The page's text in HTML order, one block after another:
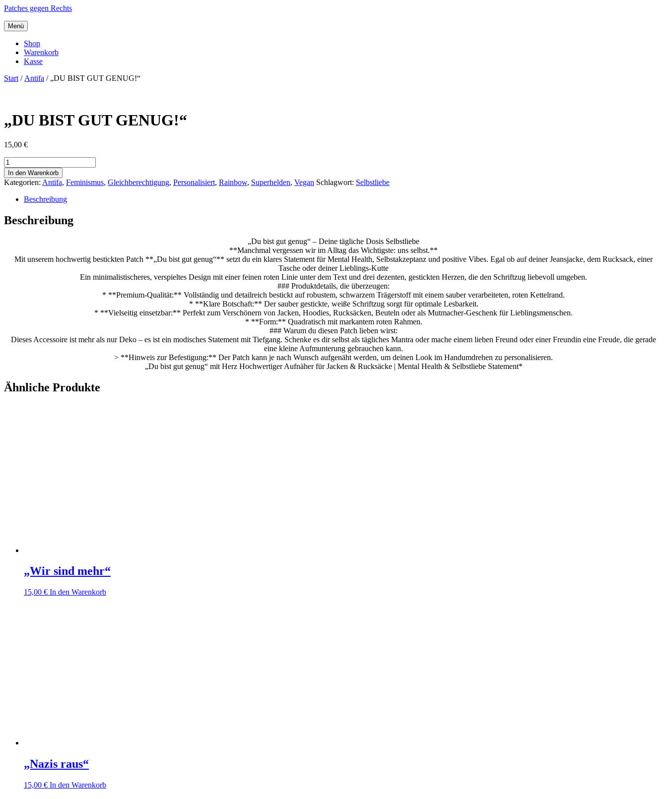
Patches gegen Rechts
Menü
Shop
Warenkorb
Kasse
Start / Antifa / „DU BIST GUT GENUG!“
„DU BIST GUT GENUG!“
15,00 €
„DU
BIST
GUT
GENUG!“
Menge
In den Warenkorb
Kategorien: Antifa, Feminismus, Gleichberechtigung, Personalisiert, Rainbow, Superhelden, Vegan Schlagwort: Selbstliebe
Beschreibung
Beschreibung
„Du bist gut genug“ – Deine tägliche Dosis Selbstliebe
**Manchmal vergessen wir im Alltag das Wichtigste: uns selbst.**
Mit unserem hochwertig bestickten Patch **„Du bist gut genug“** setzt du ein klares Statement für Mental Health, Selbstakzeptanz und positive Vibes. Egal ob auf deiner Jeansjacke, dem Rucksack, einer
Tasche oder deiner Lieblings-Kutte
Ein minimalistischeres, verspieltes Design mit einer feinen roten Linie unter dem Text und drei dezenten, gestickten Herzen, die den Schriftzug liebevoll umgeben.
### Produktdetails, die überzeugen:
* **Premium-Qualität:** Vollständig und detailreich bestickt auf robustem, schwarzem Trägerstoff mit einem sauber verarbeiteten, roten Kettelrand.
* **Klare Botschaft:** Der sauber gestickte, weiße Schriftzug sorgt für optimale Lesbarkeit.
* **Vielseitig einsetzbar:** Perfekt zum Verschönern von Jacken, Hoodies, Rucksäcken, Beuteln oder als Mutmacher-Geschenk für Lieblingsmenschen.
* **Form:** Quadratisch mit markantem roten Rahmen.
### Warum du diesen Patch lieben wirst:
Dieses Accessoire ist mehr als nur Deko – es ist ein modisches Statement mit Tiefgang. Schenke es dir selbst als tägliches Mantra oder mache einem lieben Freund oder einer Freundin eine Freude, die gerade
eine kleine Aufmunterung gebrauchen kann.
> **Hinweis zur Befestigung:** Der Patch kann je nach Wunsch aufgenäht werden, um deinen Look im Handumdrehen zu personalisieren.
„Du bist gut genug“ mit Herz Hochwertiger Aufnäher für Jacken & Rucksäcke | Mental Health & Selbstliebe Statement*
Ähnliche Produkte
„Wir sind mehr“
15,00 € In den Warenkorb
„Nazis raus“
15,00 € In den Warenkorb